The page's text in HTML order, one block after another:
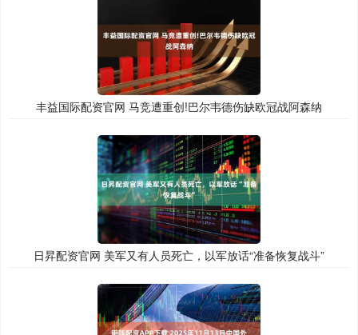
丰益国际配资官网 马竞遭重创!巴尔韦德伤缺欧冠战阿森纳
日昇配资官网 美军又有人员死亡，以军放话“准备恢复战斗”